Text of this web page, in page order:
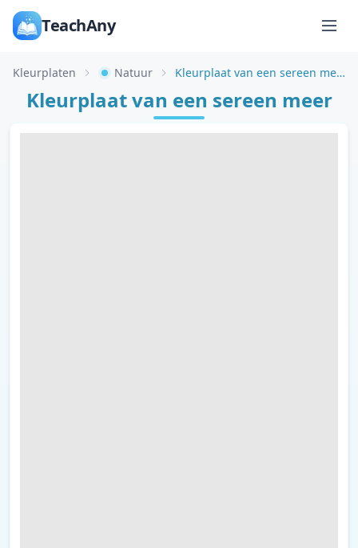
TeachAny
Kleurplaten Natuur Kleurplaat van een sereen meer
Kleurplaat van een sereen meer